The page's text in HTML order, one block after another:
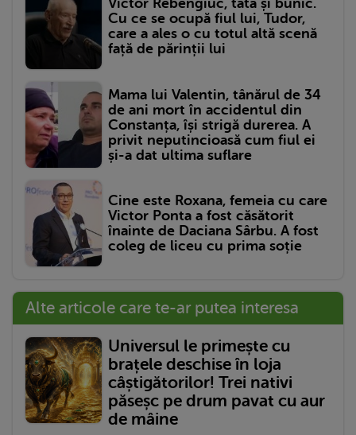
Victor Rebengiuc, tată și bunic.
Cu ce se ocupă fiul lui, Tudor,
care a ales o cu totul altă scenă
față de părinții lui
Mama lui Valentin, tânărul de 34
de ani mort în accidentul din
Constanța, își strigă durerea. A
privit neputincioasă cum fiul ei
și-a dat ultima suflare
Cine este Roxana, femeia cu care
Victor Ponta a fost căsătorit
înainte de Daciana Sârbu. A fost
coleg de liceu cu prima soție
Alte articole care te-ar putea interesa
Universul le primește cu
brațele deschise în loja
câștigătorilor! Trei nativi
păseșc pe drum pavat cu aur
de mâine